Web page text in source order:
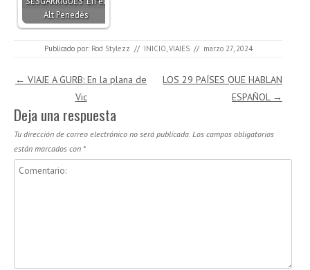
Alt Penedès
Publicado por: Rod Stylezz // INICIO VIAJES // marzo 27, 2024
Navegación de entradas
← VIAJE A GURB: En la plana de
Vic
LOS 29 PAÍSES QUE HABLAN
ESPAÑOL →
Deja una respuesta
Tu dirección de correo electrónico no será publicada. Los campos obligatorios
están marcados con *